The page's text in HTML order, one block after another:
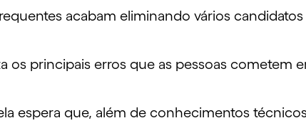
acabam eliminando vários
os principais erros que as pessoas cometem
espera que, além de conhecimentos